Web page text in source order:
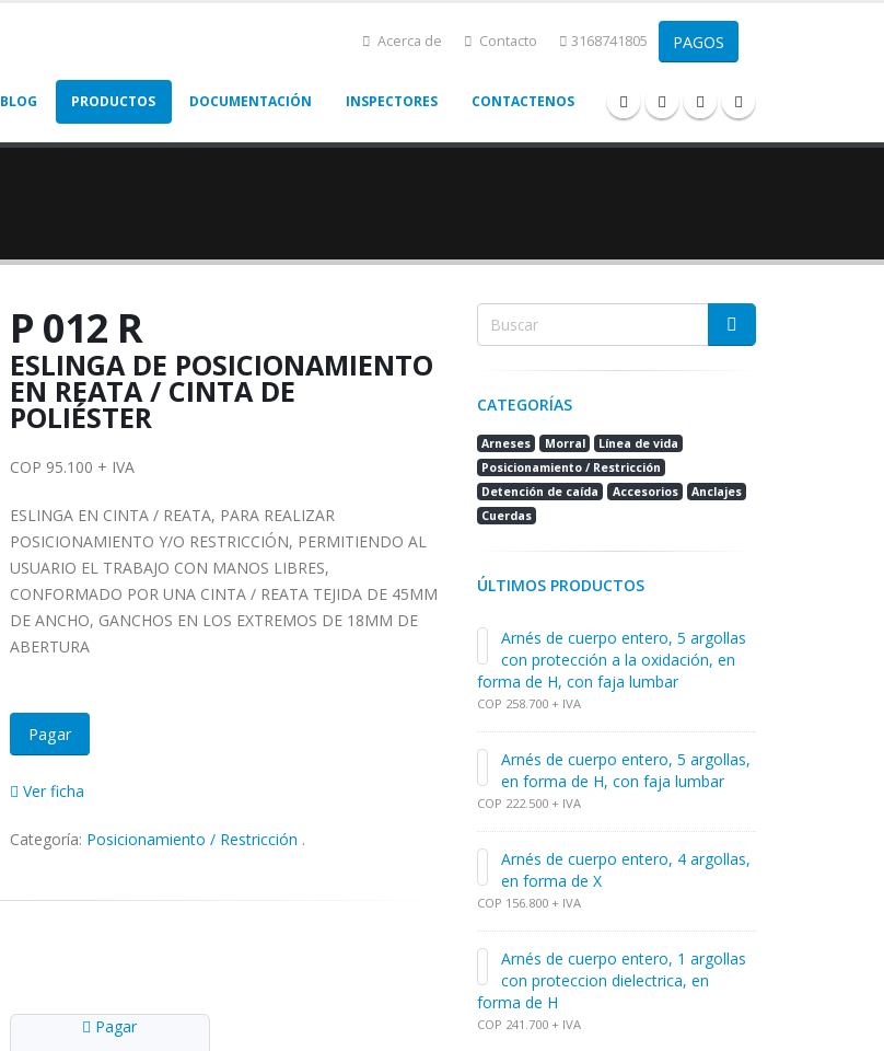
Acerca de Contacto 3168741805
BLOG PRODUCTOS DOCUMENTACIÓN INSPECTORES CONTACTENOS
P 012 R
ESLINGA DE POSICIONAMIENTO
EN REATA / CINTA DE
POLIÉSTER
COP 95.100 + IVA
ESLINGA EN CINTA / REATA, PARA REALIZAR
POSICIONAMIENTO Y/O RESTRICCIÓN, PERMITIENDO AL
USUARIO EL TRABAJO CON MANOS LIBRES,
CONFORMADO POR UNA CINTA / REATA TEJIDA DE 45MM
DE ANCHO, GANCHOS EN LOS EXTREMOS DE 18MM DE
ABERTURA
Pagar
Ver ficha
Categoría: Posicionamiento / Restricción .
Pagar
CATEGORÍAS
Arneses Morral
Línea de vida
Posicionamiento / Restricción
Detención de caída
Accesorios
Anclajes
Cuerdas
ÚLTIMOS PRODUCTOS
Arnés de cuerpo entero, 5 argollas
con protección a la oxidación, en
forma de H, con faja lumbar
COP 258.700 + IVA
Arnés de cuerpo entero, 5 argollas,
en forma de H, con faja lumbar
COP 222.500 + IVA
Arnés de cuerpo entero, 4 argollas,
en forma de X
COP 156.800 + IVA
Arnés de cuerpo entero, 1 argollas
con proteccion dielectrica, en
forma de H
COP 241.700 + IVA